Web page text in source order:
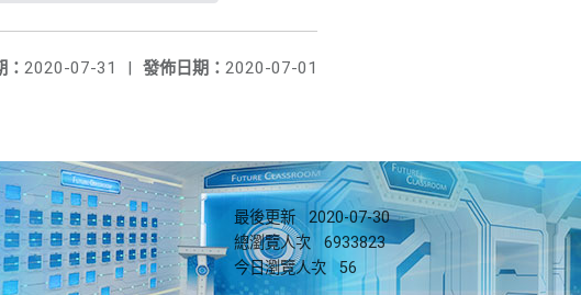
發佈日期： 2020-07-01
： 2020-07-31 |
最後更新
2020-07-30
總瀏覽人次
6933823
今日瀏覽人次
56